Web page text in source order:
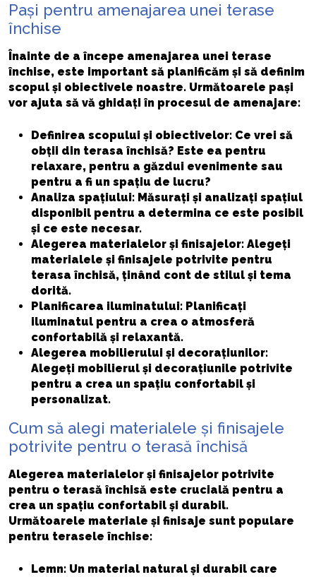
Pași pentru amenajarea unei terase
închise
Înainte de a începe amenajarea unei terase
închise, este important să planificăm și să definim
scopul și obiectivele noastre. Următoarele pași
vor ajuta să vă ghidați în procesul de amenajare:
Definirea scopului și obiectivelor: Ce vrei să
obții din terasa închisă? Este ea pentru
relaxare, pentru a găzdui evenimente sau
pentru a fi un spațiu de lucru?
Analiza spațiului: Măsurați și analizați spațiul
disponibil pentru a determina ce este posibil
și ce este necesar.
Alegerea materialelor și finisajelor: Alegeți
materialele și finisajele potrivite pentru
terasa închisă, ținând cont de stilul și tema
dorită.
Planificarea iluminatului: Planificați
iluminatul pentru a crea o atmosferă
confortabilă și relaxantă.
Alegerea mobilierului și decorațiunilor:
Alegeți mobilierul și decorațiunile potrivite
pentru a crea un spațiu confortabil și
personalizat.
Cum să alegi materialele și finisajele
potrivite pentru o terasă închisă
Alegerea materialelor și finisajelor potrivite
pentru o terasă închisă este crucială pentru a
crea un spațiu confortabil și durabil.
Următoarele materiale și finisaje sunt populare
pentru terasele închise:
Lemn: Un material natural și durabil care